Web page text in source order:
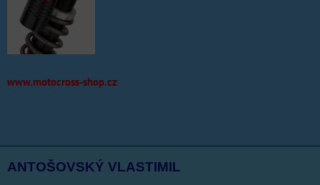
www.motocross-shop.cz
ANTOŠOVSKÝ VLASTIMIL